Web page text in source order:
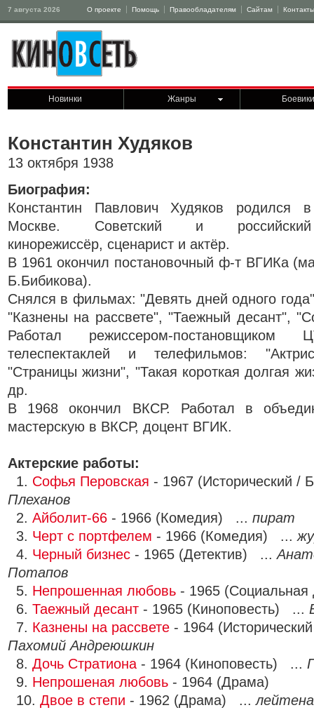
7 августа 2026 О проекте Помощь Правообладателям Сайтам Контакты
Новинки Жанры Боевики
Константин Худяков
13 октября 1938
Биография:
Константин Павлович Худяков родился в
Москве. Советский и российский
кинорежиссёр, сценарист и актёр.
В 1961 окончил постановочный ф-т ВГИКа
Б.Бибикова).
Снялся в фильмах: "Девять дней одного
"Казнены на рассвете", "Таежный десант",
Работал режиссером-
телеспектаклей и телефильмов:
"Страницы жизни", "Такая короткая долгая
др.
В 1968 окончил ВКСР. Работал в
мастерскую в ВКСР, доцент ВГИК.
Актерские работы:
1. Софья Перовская - 1967 (Исторический /
Плеханов
2. Айболит-66 - 1966 (Комедия) ... пират
3. Черт с портфелем - 1966 (Комедия) ...
4. Черный бизнес - 1965 (Детектив) ...
Потапов
5. Непрошенная любовь - 1965
6. Таежный десант - 1965 (Киноповесть) ...
7. Казнены на рассвете - 1964
Пахомий Андреюшкин
8. Дочь Стратиона - 1964 (Киноповесть) ...
9. Непрошеная любовь - 1964 (Драма)
10. Двое в степи - 1962 (Драма) ...